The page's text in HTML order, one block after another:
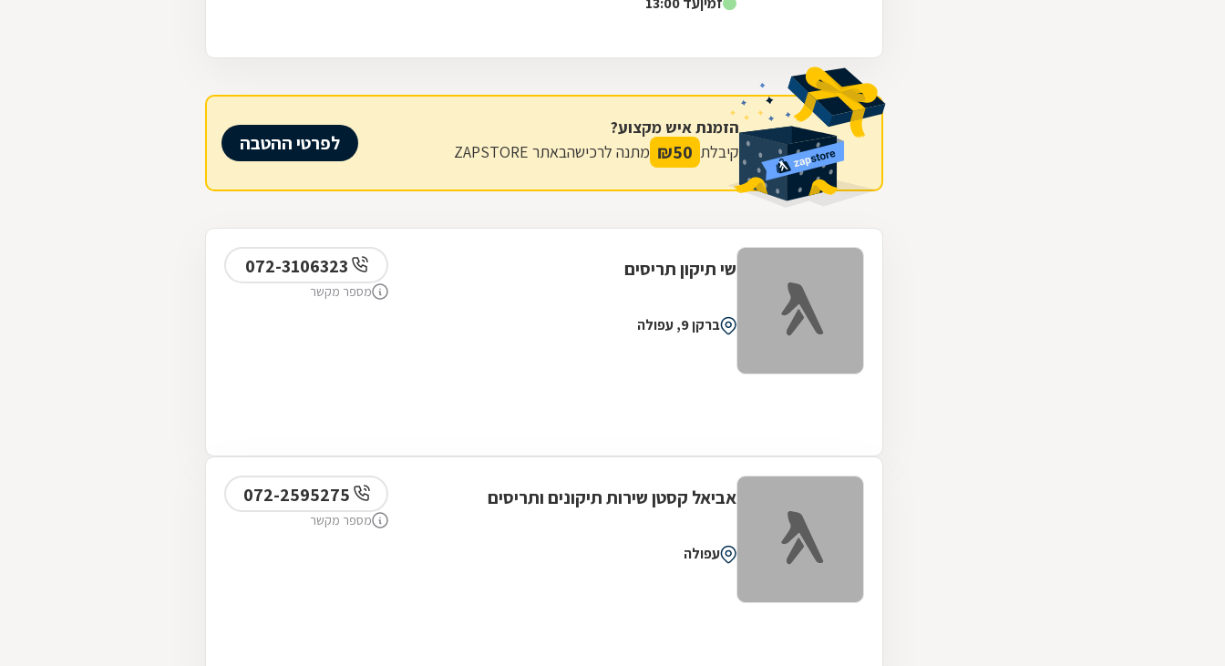
הזמנת איש מקצוע?
קיבלת 50
₪ מתנה לרכישהבאתר ZAPSTORE לפרטי ההטבה
שי תיקון תריסים
ברקן 9, עפולה
מספר מקשר
אביאל קסטן שירות תיקונים ותריסים
עפולה
מספר מקשר